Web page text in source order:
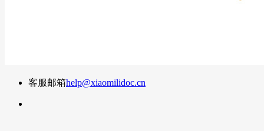
客服邮箱help@xiaomilidoc.cn